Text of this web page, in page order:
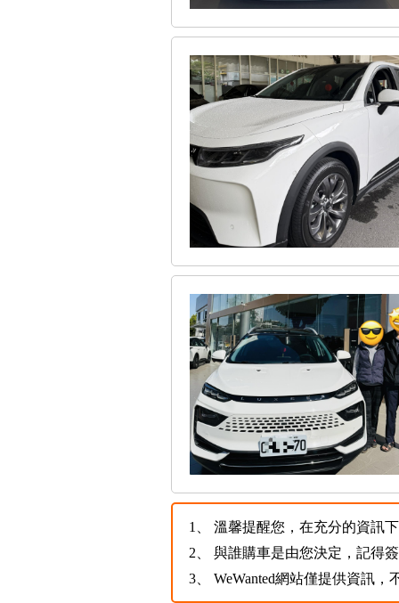
1、
溫馨提醒您，在充分的資訊
2、
與誰購車是由您決定，記得
3、
WeWanted網站僅提供資訊